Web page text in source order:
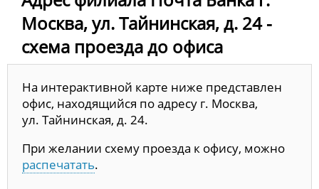
Москва, ул. Тайнинская, д. 24 -
схема проезда до офиса
На интерактивной карте ниже представлен
офис, находящийся по адресу г. Москва,
ул. Тайнинская, д. 24.
При желании схему проезда к офису, можно
распечатать.